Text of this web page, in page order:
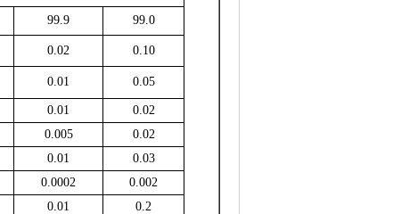
99.9 99.0
0.02 0.10
0.01 0.05
0.01
0.02
0.005
0.02
0.01
0.03
0.0002
0.002
0.01
0.2